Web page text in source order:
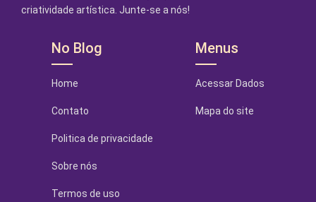
criatividade artística. Junte-se a nós!
No Blog
Home
Contato
Politica de privacidade
Sobre nós
Termos de uso
Menus
Acessar Dados
Mapa do site